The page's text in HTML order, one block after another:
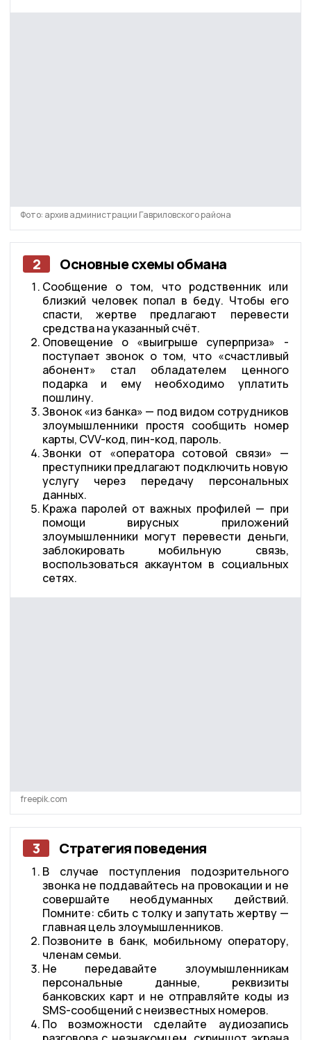
Фото: архив администрации Гавриловского района
2 Основные схемы обмана
Сообщение о том, что родственник или
близкий человек попал в беду. Чтобы его
спасти, жертве предлагают перевести
средства на указанный счёт.
Оповещение о «выигрыше суперприза» -
поступает звонок о том, что «счастливый
абонент» стал обладателем ценного
подарка и ему необходимо уплатить
пошлину.
Звонок «из банка» — под видом сотрудников
злоумышленники простя сообщить номер
карты, СVV-код, пин-код, пароль.
Звонки от «оператора сотовой связи» —
преступники предлагают подключить новую
услугу через передачу персональных
данных.
Кража паролей от важных профилей — при
помощи вирусных приложений
злоумышленники могут перевести деньги,
заблокировать мобильную связь,
воспользоваться аккаунтом в социальных
сетях.
freepik.com
3 Стратегия поведения
В случае поступления подозрительного
звонка не поддавайтесь на провокации и не
совершайте необдуманных действий.
Помните: сбить с толку и запутать жертву —
главная цель злоумышленников.
Позвоните в банк, мобильному оператору,
членам семьи.
Не передавайте злоумышленникам
персональные данные, реквизиты
банковских карт и не отправляйте коды из
SMS-сообщений с неизвестных номеров.
По возможности сделайте аудиозапись